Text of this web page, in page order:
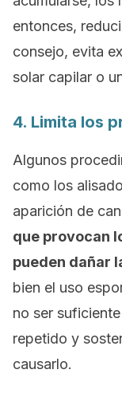
entonces,
consejo, evita
solar capilar o
4. Limita los
Algunos
como los
aparición de
que provocan
pueden dañar
bien el uso
no ser
repetido y
causarlo.